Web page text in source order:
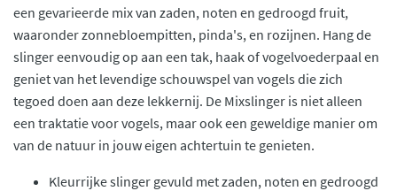
een gevarieerde mix van zaden, noten en gedroogd fruit,
waaronder zonnebloempitten, pinda's, en rozijnen. Hang de
slinger eenvoudig op aan een tak, haak of vogelvoederpaal en
geniet van het levendige schouwspel van vogels die zich
tegoed doen aan deze lekkernij. De Mixslinger is niet alleen
een traktatie voor vogels, maar ook een geweldige manier om
van de natuur in jouw eigen achtertuin te genieten.
Kleurrijke slinger gevuld met zaden, noten en gedroogd